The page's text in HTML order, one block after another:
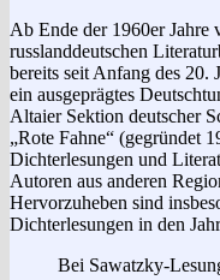
Ab Ende der 1960er Jahre
russlanddeutschen
bereits seit Anfang des 20.
ein ausgeprägtes
Altaier Sektion deutscher
„Rote Fahne“ (gegründet
Dichterlesungen und
Autoren aus anderen
Hervorzuheben sind
Dichterlesungen in den
Bei Sawatzky-